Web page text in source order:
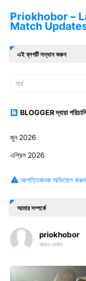
Priokhobor –
Match
এই ব্লগটি সন্ধান করুন
BLOGGER দ্বারা
জুন 2026
এপ্রিল 2026
আপত্তিজনক অভিযোগ করুন
আমার সম্পর্কে
priokhobor
আরও দেখান